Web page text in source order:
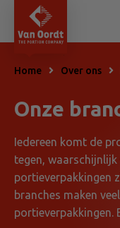
Home Over ons
Onze
Iedereen komt de
tegen,
portieverpakkingen
branches maken
portieverpakkingen.